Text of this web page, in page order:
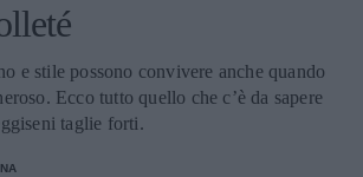
e stile possono convivere anche quando
Ecco tutto quello che c’è da sapere
taglie forti.